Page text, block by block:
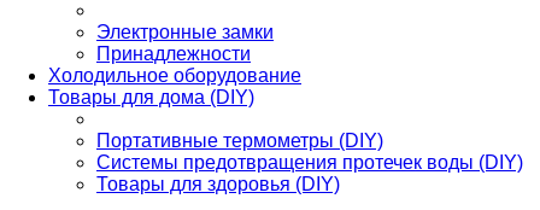
Электронные замки
Принадлежности
Холодильное оборудование
Товары для дома (DIY)
Портативные термометры (DIY)
Системы предотвращения протечек воды (DIY)
Товары для здоровья (DIY)